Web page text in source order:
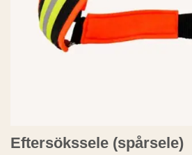
Eftersökssele (spårsele)